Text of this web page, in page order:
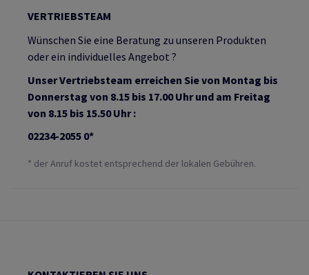
VERTRIEBSTEAM
Wünschen Sie eine Beratung zu unseren Produkten
oder ein individuelles Angebot ?
Unser Vertriebsteam erreichen Sie von Montag bis
Donnerstag von 8.15 bis 17.00 Uhr und am Freitag
von 8.15 bis 15.50 Uhr :
02234-2055 0*
* der Anruf kostet entsprechend der lokalen Gebühren.